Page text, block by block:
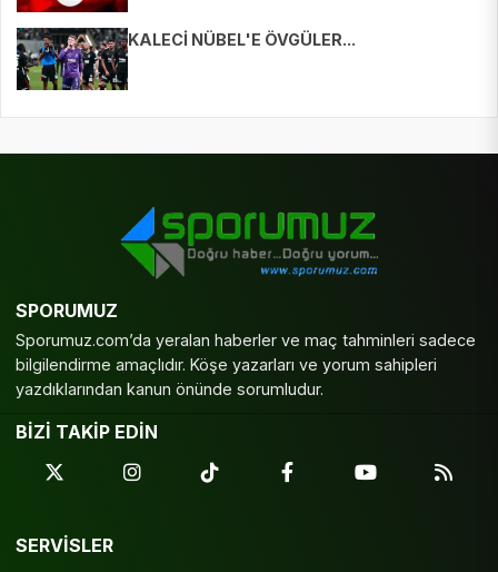
KALECİ NÜBEL'E ÖVGÜLER...
SPORUMUZ
Sporumuz.com’da yeralan haberler ve maç tahminleri sadece
bilgilendirme amaçlıdır. Köşe yazarları ve yorum sahipleri
yazdıklarından kanun önünde sorumludur.
BİZİ TAKİP EDİN
SERVİSLER